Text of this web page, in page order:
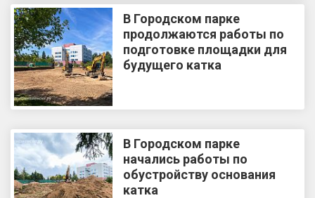
В Городском парке
продолжаются работы по
подготовке площадки для
будущего катка
В Городском парке
начались работы по
обустройству основания
катка